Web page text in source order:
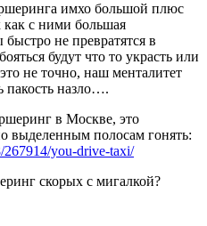
имхо большой плюс
как с ними большая
не превратятся в
будут что то украсть или
не точно, наш менталитет
пакость назло….
в Москве, это
выделенным полосам гонять:
267914/you-drive-taxi/
скорых с мигалкой?